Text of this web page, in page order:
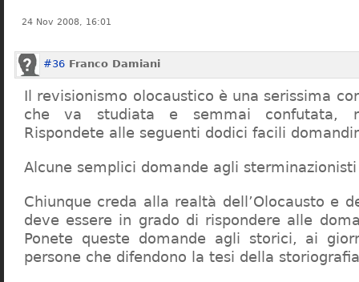
24 Nov 2008, 16:01
#36 Franco Damiani
Il revisionismo olocaustico è una serissima
che va studiata e semmai confutata,
Rispondete alle seguenti dodici facili
Alcune semplici domande agli sterminazionisti
Chiunque creda alla realtà dell’Olocausto e
deve essere in grado di rispondere alle
Ponete queste domande agli storici, ai
persone che difendono la tesi della